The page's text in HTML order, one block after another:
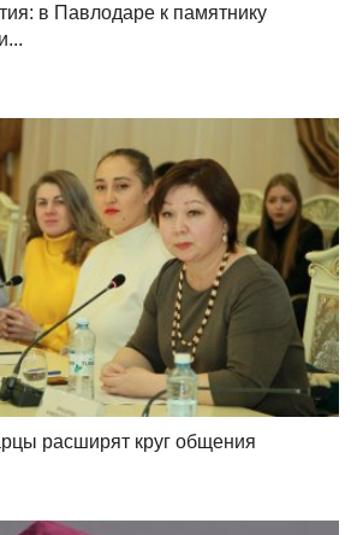
в Павлодаре к памятнику
расширят круг общения